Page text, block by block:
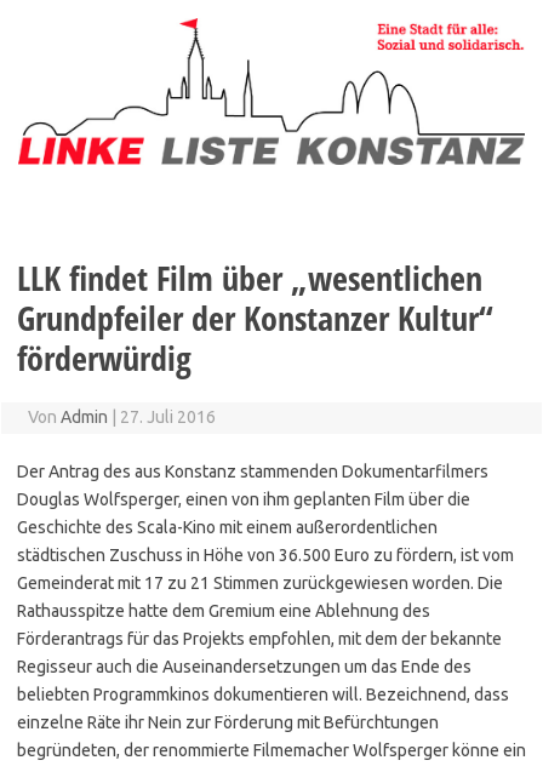
LLK findet Film über „wesentlichen
Grundpfeiler der Konstanzer Kultur“
förderwürdig
Von Admin 27. Juli 2016
Der Antrag des aus Konstanz stammenden Dokumentarfilmers
Douglas Wolfsperger, einen von ihm geplanten Film über die
Geschichte des Scala-Kino mit einem außerordentlichen
städtischen Zuschuss in Höhe von 36.500 Euro zu fördern, ist vom
Gemeinderat mit 17 zu 21 Stimmen zurückgewiesen worden. Die
Rathausspitze hatte dem Gremium eine Ablehnung des
Förderantrags für das Projekts empfohlen, mit dem der bekannte
Regisseur auch die Auseinandersetzungen um das Ende des
beliebten Programmkinos dokumentieren will. Bezeichnend, dass
einzelne Räte ihr Nein zur Förderung mit Befürchtungen
begründeten, der renommierte Filmemacher Wolfsperger könne ein